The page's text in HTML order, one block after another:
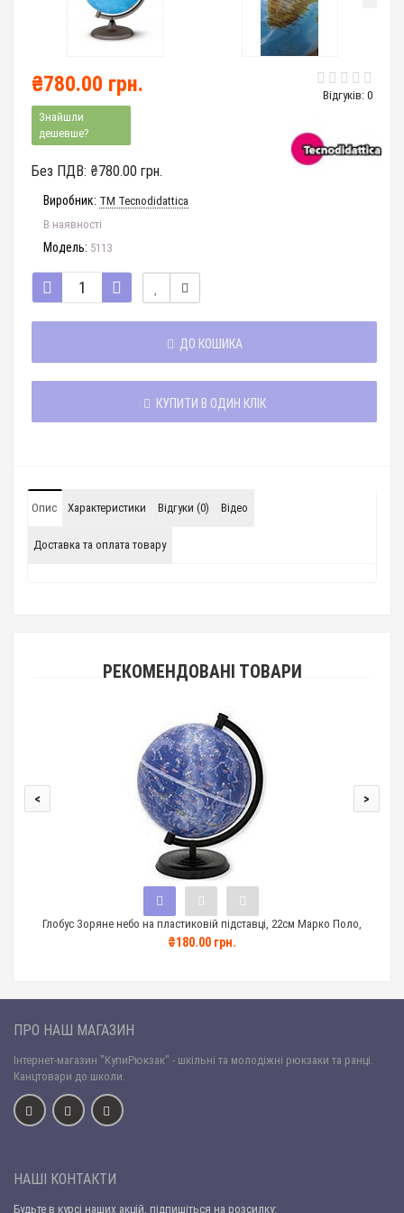
Відгуків: 0
₴780.00 грн.
Знайшли
дешевше?
Без ПДВ: ₴780.00 грн.
Виробник: TM Tecnodidattica
В наявності
Модель: 5113
ДО КОШИКА
КУПИТИ В ОДИН КЛІК
Опис Характеристики Відгуки (0) Відео
Доставка та оплата товару
РЕКОМЕНДОВАНІ ТОВАРИ
Глобус Зоряне небо на пластиковій підставці, 22см Марко Поло,
укр.мов
₴180.00 грн.
< >
ПРО НАШ МАГАЗИН
Інтернет-магазин "КупиРюкзак" - шкільні та молодіжні рюкзаки та ранці.
Канцтовари до школи.
НАШІ КОНТАКТИ
Будьте в курсі наших акцій, підпишіться на розсилку: